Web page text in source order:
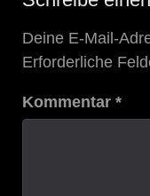
Deine E-Mail-
Erforderliche
Kommentar *